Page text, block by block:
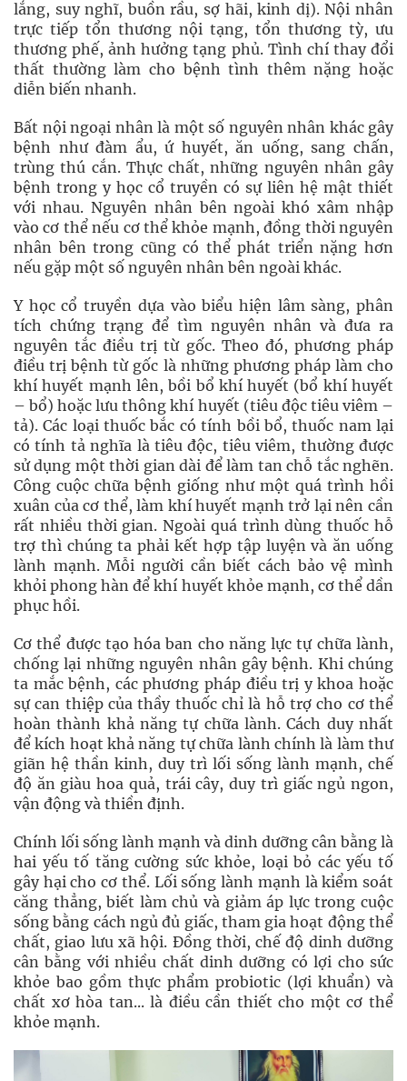
lắng, suy nghĩ, buồn rầu, sợ hãi, kinh dị). Nội nhân
trực tiếp tổn thương nội tạng, tổn thương tỳ, ưu
thương phế, ảnh hưởng tạng phủ. Tình chí thay đổi
thất thường làm cho bệnh tình thêm nặng hoặc
diễn biến nhanh.
Bất nội ngoại nhân là một số nguyên nhân khác gây
bệnh như đàm ẩu, ứ huyết, ăn uống, sang chấn,
trùng thú cắn. Thực chất, những nguyên nhân gây
bệnh trong y học cổ truyền có sự liên hệ mật thiết
với nhau. Nguyên nhân bên ngoài khó xâm nhập
vào cơ thể nếu cơ thể khỏe mạnh, đồng thời nguyên
nhân bên trong cũng có thể phát triển nặng hơn
nếu gặp một số nguyên nhân bên ngoài khác.
Y học cổ truyền dựa vào biểu hiện lâm sàng, phân
tích chứng trạng để tìm nguyên nhân và đưa ra
nguyên tắc điều trị từ gốc. Theo đó, phương pháp
điều trị bệnh từ gốc là những phương pháp làm cho
khí huyết mạnh lên, bồi bổ khí huyết (bổ khí huyết
– bổ) hoặc lưu thông khí huyết (tiêu độc tiêu viêm –
tả). Các loại thuốc bắc có tính bồi bổ, thuốc nam lại
có tính tả nghĩa là tiêu độc, tiêu viêm, thường được
sử dụng một thời gian dài để làm tan chỗ tắc nghẽn.
Công cuộc chữa bệnh giống như một quá trình hồi
xuân của cơ thể, làm khí huyết mạnh trở lại nên cần
rất nhiều thời gian. Ngoài quá trình dùng thuốc hỗ
trợ thì chúng ta phải kết hợp tập luyện và ăn uống
lành mạnh. Mỗi người cần biết cách bảo vệ mình
khỏi phong hàn để khí huyết khỏe mạnh, cơ thể dần
phục hồi.
Cơ thể được tạo hóa ban cho năng lực tự chữa lành,
chống lại những nguyên nhân gây bệnh. Khi chúng
ta mắc bệnh, các phương pháp điều trị y khoa hoặc
sự can thiệp của thầy thuốc chỉ là hỗ trợ cho cơ thể
hoàn thành khả năng tự chữa lành. Cách duy nhất
để kích hoạt khả năng tự chữa lành chính là làm thư
giãn hệ thần kinh, duy trì lối sống lành mạnh, chế
độ ăn giàu hoa quả, trái cây, duy trì giấc ngủ ngon,
vận động và thiền định.
Chính lối sống lành mạnh và dinh dưỡng cân bằng là
hai yếu tố tăng cường sức khỏe, loại bỏ các yếu tố
gây hại cho cơ thể. Lối sống lành mạnh là kiểm soát
căng thẳng, biết làm chủ và giảm áp lực trong cuộc
sống bằng cách ngủ đủ giấc, tham gia hoạt động thể
chất, giao lưu xã hội. Đồng thời, chế độ dinh dưỡng
cân bằng với nhiều chất dinh dưỡng có lợi cho sức
khỏe bao gồm thực phẩm probiotic (lợi khuẩn) và
chất xơ hòa tan... là điều cần thiết cho một cơ thể
khỏe mạnh.